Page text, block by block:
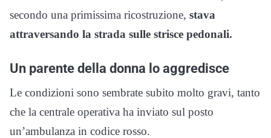
secondo una primissima ricostruzione, stava
attraversando la strada sulle strisce pedonali.
Un parente della donna lo aggredisce
Le condizioni sono sembrate subito molto gravi, tanto
che la centrale operativa ha inviato sul posto
un’ambulanza in codice rosso.